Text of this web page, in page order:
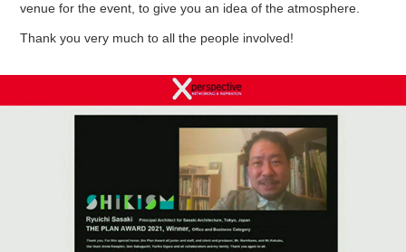
venue for the event, to give you an idea of the atmosphere.
Thank you very much to all the people involved!